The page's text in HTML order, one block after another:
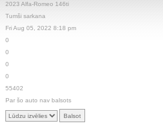
2023 Alfa-Romeo 146ti
Tumši sarkana
Fri Aug 05, 2022 8:18 pm
0
0
0
0
55402
Par šo auto nav balsots